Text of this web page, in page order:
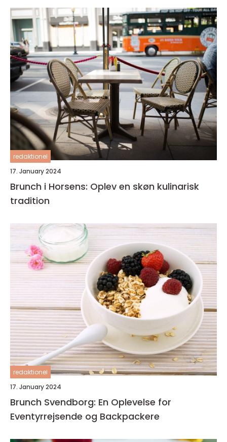
redaktionel
17. January 2024
Brunch i Horsens: Oplev en skøn kulinarisk
tradition
redaktionel
17. January 2024
Brunch Svendborg: En Oplevelse for
Eventyrrejsende og Backpackere